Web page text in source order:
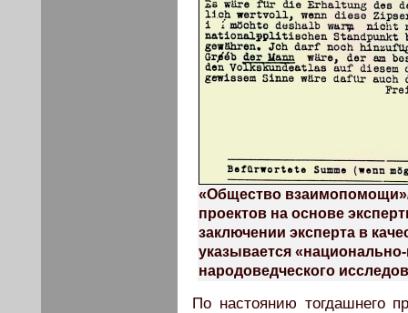
«Общество
проектов на основе
заключении эксперта в
указывается
народоведческого
По настоянию тогдашнего